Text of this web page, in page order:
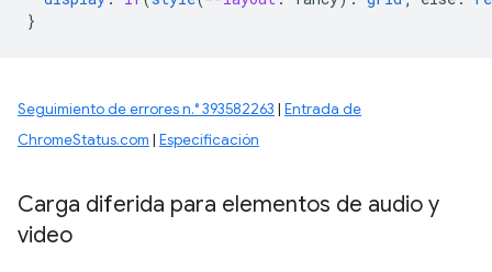
}
Seguimiento de errores n.° 393582263 | Entrada de
ChromeStatus.com | Especificación
Carga diferida para elementos de audio y
video